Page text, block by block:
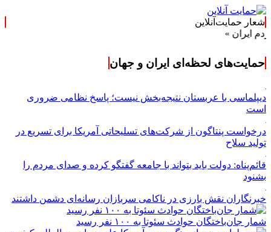
شعار حمایت‌آنلاین
»
حمایت‌های لحظه‌ای ایران و جهان
دیپلماسی با عربستان نتیجه‌بخش نیست؛ پاسخ نظامی ضروری
است
درخواست پنتاگون از شرکت‌های تسلیحاتی آمریکا برای تسریع در
تولید سلاح
قائم‌پناه: دولت باید بتواند با جامعه گفتگو کرده و صدای مردم را
بشنود
خبرنگاران نقش بارزی در ناکامی سربازان رسانه‌ای دشمن داشتند
شمار جان‌باختگان حوادث سئوتا به ۱۰۰ نفر رسید